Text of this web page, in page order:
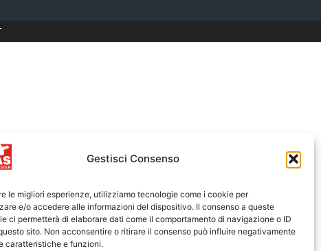
Gestisci Consenso
le migliori esperienze, utilizziamo tecnologie come i cookie per
e/o accedere alle informazioni del dispositivo. Il consenso a queste
ci permetterà di elaborare dati come il comportamento di navigazione o ID
sito. Non acconsentire o ritirare il consenso può influire negativamente
caratteristiche e funzioni.